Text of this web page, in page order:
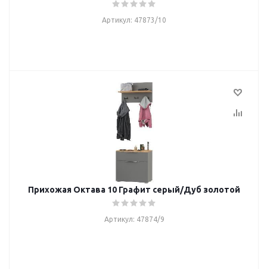
Артикул: 47873/10
Прихожая Октава 10 Графит серый/Дуб золотой
Артикул: 47874/9